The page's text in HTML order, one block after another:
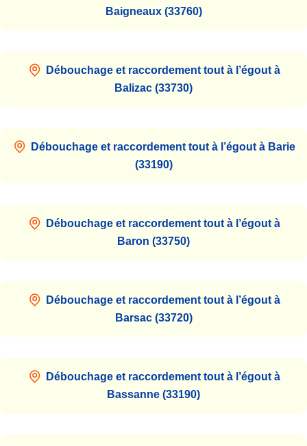
Baigneaux (33760)
Débouchage et raccordement tout à l’égout à
Balizac (33730)
Débouchage et raccordement tout à l’égout à Barie
(33190)
Débouchage et raccordement tout à l’égout à
Baron (33750)
Débouchage et raccordement tout à l’égout à
Barsac (33720)
Débouchage et raccordement tout à l’égout à
Bassanne (33190)